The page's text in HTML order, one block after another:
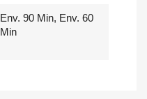
Env. 90 Min, Env. 60
Min